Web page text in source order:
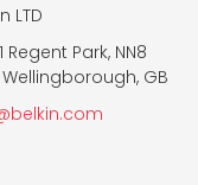
LTD
Regent Park, NN8
Wellingborough, GB